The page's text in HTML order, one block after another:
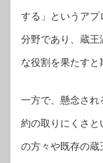
する」というアプ
分野であり、蔵王
な役割を果たすと
一方で、懸念され
約の取りにくさと
の方々や既存の蔵